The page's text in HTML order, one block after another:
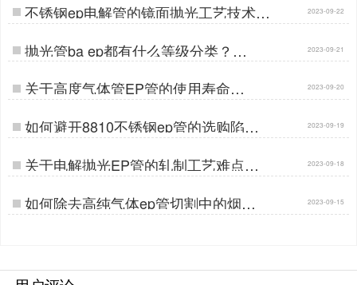
不锈钢ep电解管的镜面抛光工艺技术… 2023-09-22
抛光管ba ep都有什么等级分类？… 2023-09-21
关于高度气体管EP管的使用寿命… 2023-09-20
如何避开8810不锈钢ep管的选购陷
阱?…
2023-09-19
关于电解抛光EP管的轧制工艺难点… 2023-09-18
如何除去高纯气体ep管切割中的烟
尘？…
2023-09-15